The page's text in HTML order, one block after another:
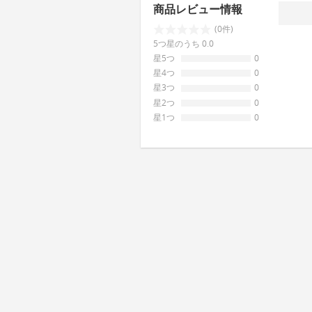
商品レビュー情報
(0件)
5つ星のうち 0.0
星5つ
0
星4つ
0
星3つ
0
星2つ
0
星1つ
0